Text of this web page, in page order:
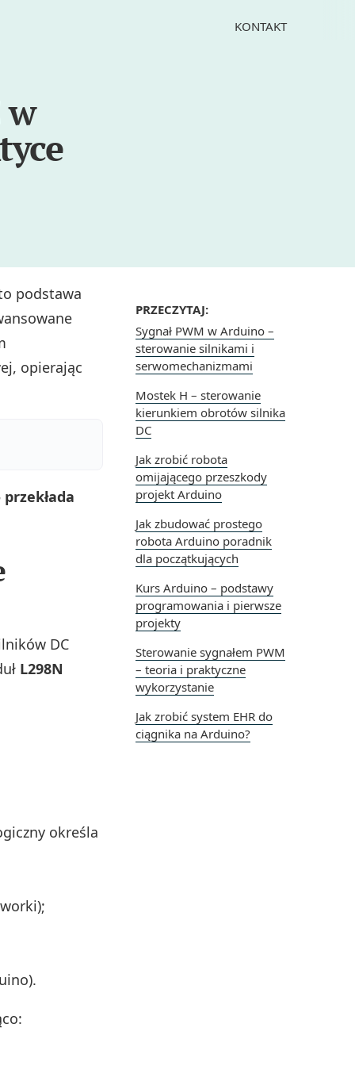
KONTAKT
w
PRZECZYTAJ:
Sygnał PWM w Arduino –
sterowanie silnikami i
serwomechanizmami
Mostek H – sterowanie
kierunkiem obrotów silnika
DC
Jak zrobić robota
omijającego przeszkody
projekt Arduino
Jak zbudować prostego
robota Arduino poradnik
dla początkujących
Kurs Arduino – podstawy
programowania i pierwsze
projekty
Sterowanie sygnałem PWM
– teoria i praktyczne
wykorzystanie
Jak zrobić system EHR do
ciągnika na Arduino?
podstawa
opierając
DC
L298N
określa